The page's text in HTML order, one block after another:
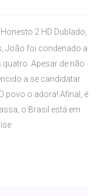
2 HD Dublado,
João foi condenado a
Apesar de não
a se candidatar
povo o adora! Afinal, é
o Brasil está em